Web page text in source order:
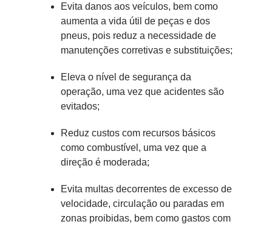
Evita danos aos veículos, bem como
aumenta a vida útil de peças e dos
pneus, pois reduz a necessidade de
manutenções corretivas e substituições;
Eleva o nível de segurança da
operação, uma vez que acidentes são
evitados;
Reduz custos com recursos básicos
como combustível, uma vez que a
direção é moderada;
Evita multas decorrentes de excesso de
velocidade, circulação ou paradas em
zonas proibidas, bem como gastos com